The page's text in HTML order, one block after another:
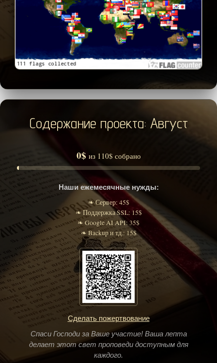
Содержание проекта: Август
0$ из 110$ собрано
Наши ежемесячные нужды:
❧ Сервер: 45$
❧ Поддержка SSL: 15$
❧ Google AI API: 35$
❧ Backup и тд.: 15$
Сделать пожертвование
Спаси Господи за Ваше участие! Ваша лепта
делает этот свет проповеди доступным для
каждого.